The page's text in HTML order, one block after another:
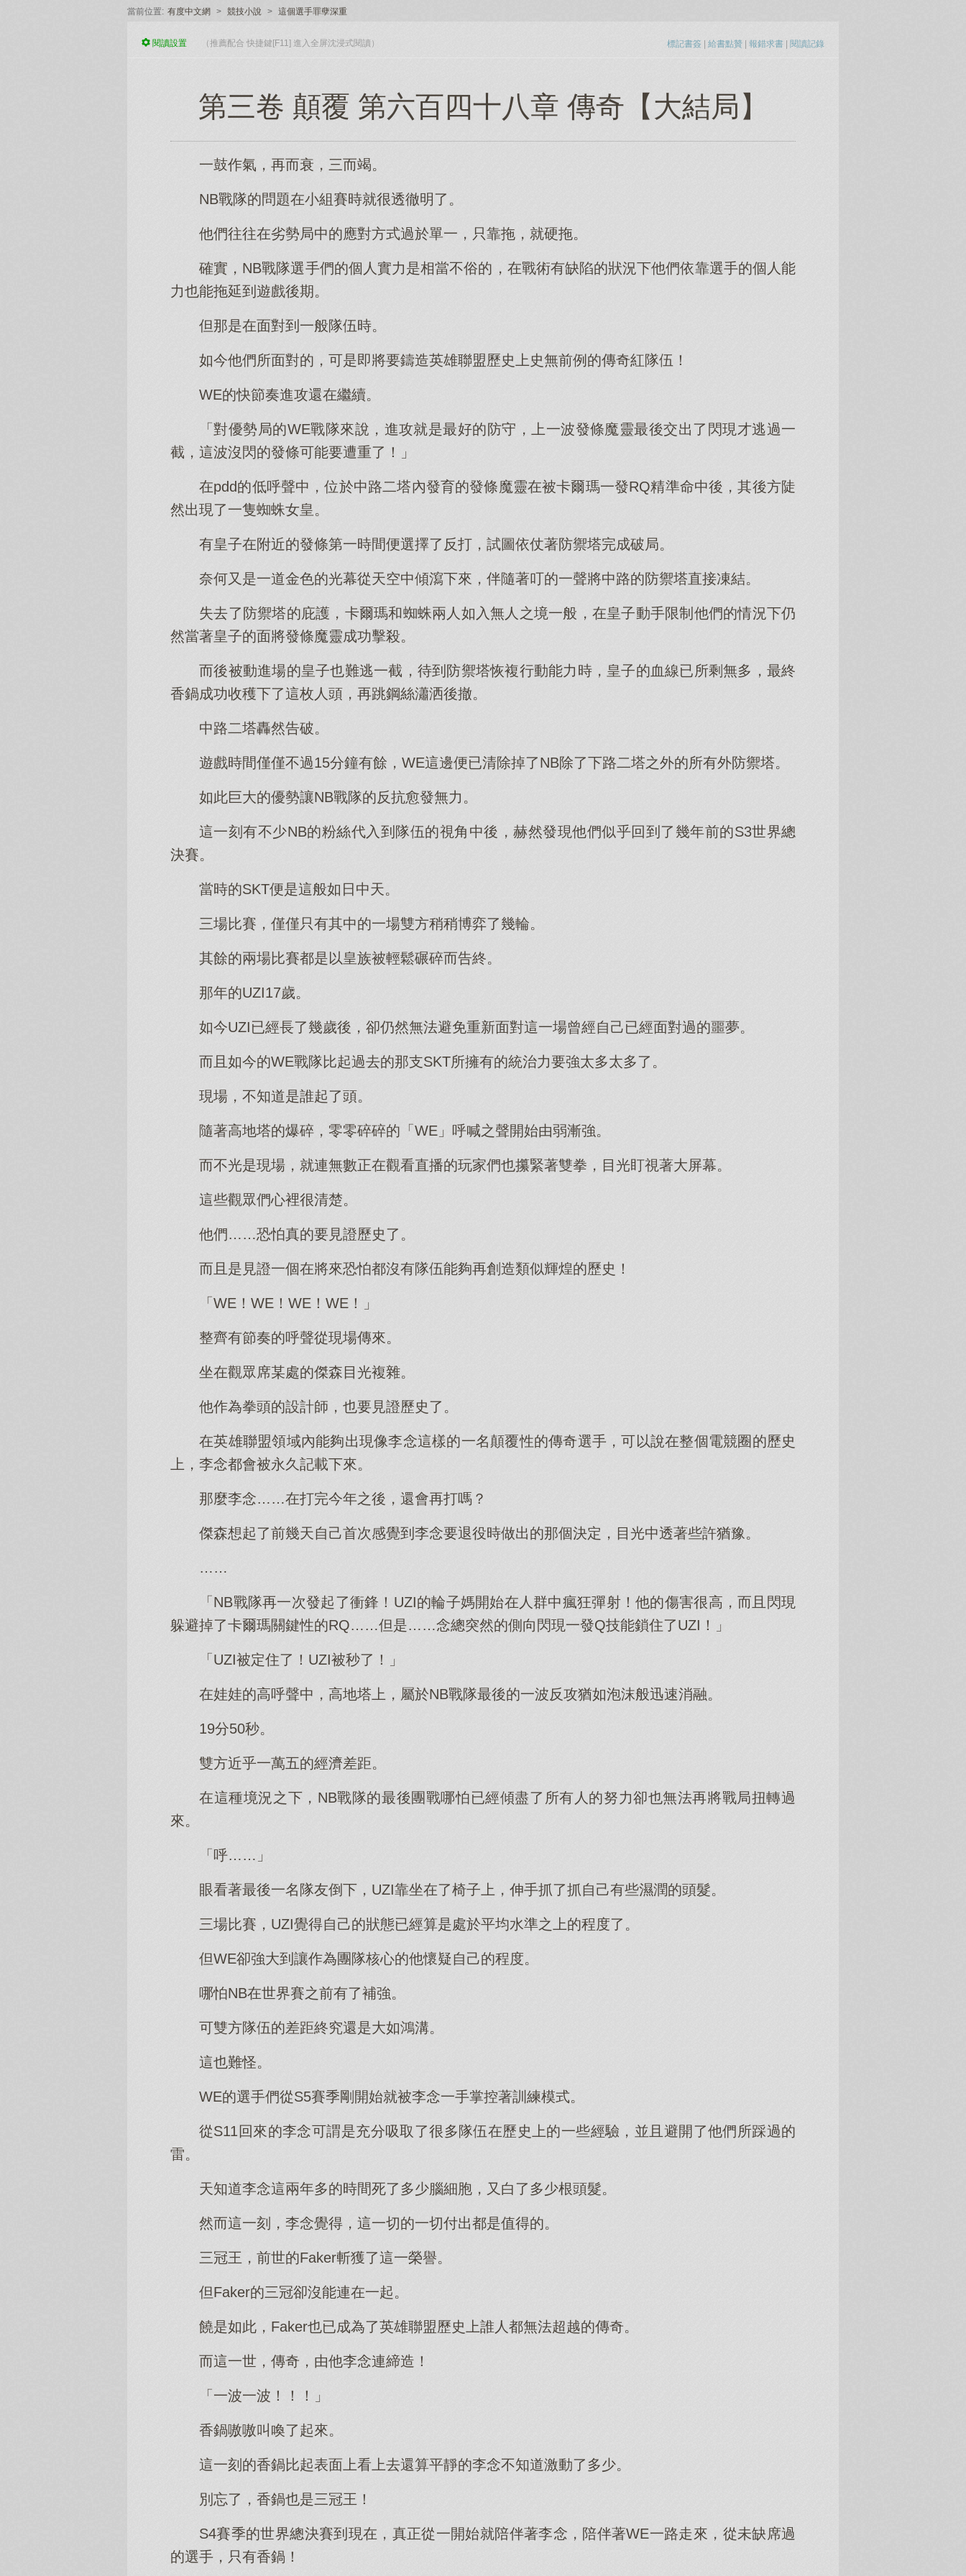
當前位置: 有度中文網 > 競技小說 > 這個選手罪孽深重
標記書簽 | 給書點贊 | 報錯求書 | 閱讀記錄
閱讀設置 （推薦配合 快捷鍵[F11] 進入全屏沈浸式閱讀）
第三卷 顛覆 第六百四十八章 傳奇【大結局】
一鼓作氣，再而衰，三而竭。
NB戰隊的問題在小組賽時就很透徹明了。
他們往往在劣勢局中的應對方式過於單一，只靠拖，就硬拖。
確實，NB戰隊選手們的個人實力是相當不俗的，在戰術有缺陷的狀況下他們依靠選手的個人能
力也能拖延到遊戲後期。
但那是在面對到一般隊伍時。
如今他們所面對的，可是即將要鑄造英雄聯盟歷史上史無前例的傳奇紅隊伍！
WE的快節奏進攻還在繼續。
「對優勢局的WE戰隊來說，進攻就是最好的防守，上一波發條魔靈最後交出了閃現才逃過一
截，這波沒閃的發條可能要遭重了！」
在pdd的低呼聲中，位於中路二塔內發育的發條魔靈在被卡爾瑪一發RQ精準命中後，其後方陡
然出現了一隻蜘蛛女皇。
有皇子在附近的發條第一時間便選擇了反打，試圖依仗著防禦塔完成破局。
奈何又是一道金色的光幕從天空中傾瀉下來，伴隨著叮的一聲將中路的防禦塔直接凍結。
失去了防禦塔的庇護，卡爾瑪和蜘蛛兩人如入無人之境一般，在皇子動手限制他們的情況下仍
然當著皇子的面將發條魔靈成功擊殺。
而後被動進場的皇子也難逃一截，待到防禦塔恢複行動能力時，皇子的血線已所剩無多，最終
香鍋成功收穫下了這枚人頭，再跳鋼絲瀟洒後撤。
中路二塔轟然告破。
遊戲時間僅僅不過15分鐘有餘，WE這邊便已清除掉了NB除了下路二塔之外的所有外防禦塔。
如此巨大的優勢讓NB戰隊的反抗愈發無力。
這一刻有不少NB的粉絲代入到隊伍的視角中後，赫然發現他們似乎回到了幾年前的S3世界總
決賽。
當時的SKT便是這般如日中天。
三場比賽，僅僅只有其中的一場雙方稍稍博弈了幾輪。
其餘的兩場比賽都是以皇族被輕鬆碾碎而告終。
那年的UZI17歲。
如今UZI已經長了幾歲後，卻仍然無法避免重新面對這一場曾經自己已經面對過的噩夢。
而且如今的WE戰隊比起過去的那支SKT所擁有的統治力要強太多太多了。
現場，不知道是誰起了頭。
隨著高地塔的爆碎，零零碎碎的「WE」呼喊之聲開始由弱漸強。
而不光是現場，就連無數正在觀看直播的玩家們也攥緊著雙拳，目光盯視著大屏幕。
這些觀眾們心裡很清楚。
他們……恐怕真的要見證歷史了。
而且是見證一個在將來恐怕都沒有隊伍能夠再創造類似輝煌的歷史！
「WE！WE！WE！WE！」
整齊有節奏的呼聲從現場傳來。
坐在觀眾席某處的傑森目光複雜。
他作為拳頭的設計師，也要見證歷史了。
在英雄聯盟領域內能夠出現像李念這樣的一名顛覆性的傳奇選手，可以說在整個電競圈的歷史
上，李念都會被永久記載下來。
那麼李念……在打完今年之後，還會再打嗎？
傑森想起了前幾天自己首次感覺到李念要退役時做出的那個決定，目光中透著些許猶豫。
……
「NB戰隊再一次發起了衝鋒！UZI的輪子媽開始在人群中瘋狂彈射！他的傷害很高，而且閃現
躲避掉了卡爾瑪關鍵性的RQ……但是……念總突然的側向閃現一發Q技能鎖住了UZI！」
「UZI被定住了！UZI被秒了！」
在娃娃的高呼聲中，高地塔上，屬於NB戰隊最後的一波反攻猶如泡沫般迅速消融。
19分50秒。
雙方近乎一萬五的經濟差距。
在這種境況之下，NB戰隊的最後團戰哪怕已經傾盡了所有人的努力卻也無法再將戰局扭轉過
來。
「呼……」
眼看著最後一名隊友倒下，UZI靠坐在了椅子上，伸手抓了抓自己有些濕潤的頭髮。
三場比賽，UZI覺得自己的狀態已經算是處於平均水準之上的程度了。
但WE卻強大到讓作為團隊核心的他懷疑自己的程度。
哪怕NB在世界賽之前有了補強。
可雙方隊伍的差距終究還是大如鴻溝。
這也難怪。
WE的選手們從S5賽季剛開始就被李念一手掌控著訓練模式。
從S11回來的李念可謂是充分吸取了很多隊伍在歷史上的一些經驗，並且避開了他們所踩過的
雷。
天知道李念這兩年多的時間死了多少腦細胞，又白了多少根頭髮。
然而這一刻，李念覺得，這一切的一切付出都是值得的。
三冠王，前世的Faker斬獲了這一榮譽。
但Faker的三冠卻沒能連在一起。
饒是如此，Faker也已成為了英雄聯盟歷史上誰人都無法超越的傳奇。
而這一世，傳奇，由他李念連締造！
「一波一波！！！」
香鍋嗷嗷叫喚了起來。
這一刻的香鍋比起表面上看上去還算平靜的李念不知道激動了多少。
別忘了，香鍋也是三冠王！
S4賽季的世界總決賽到現在，真正從一開始就陪伴著李念，陪伴著WE一路走來，從未缺席過
的選手，只有香鍋！